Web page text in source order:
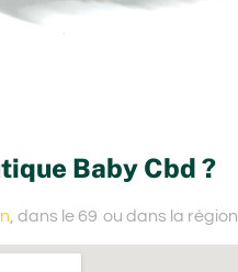
Baby Cbd ?
, dans le 69 ou dans la